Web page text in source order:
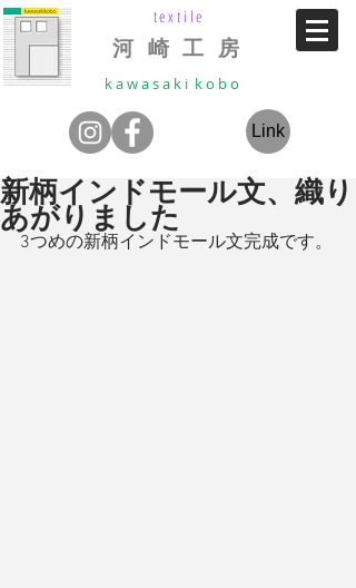
textile
河 崎 工 房
k a w a s a k i k o b o
Link
新柄インドモール文、織り
あがりました
3つめの新柄インドモール文完成です。